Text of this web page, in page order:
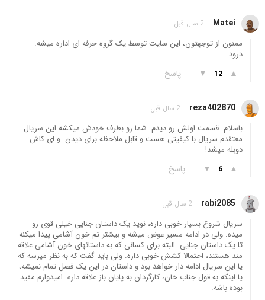
Matei 2 سال قبل
ممنون از توجهتون، این سایت توسط یک گروه حرفه ای اداره میشه.
درود.
▲
12
▼ پاسخ
reza402870 2 سال قبل
باسلام. قسمت اولش رو دیدم. شما رو بطرف خودش میکشه این سریال.
معتقدم سریال با کیفیتی هست و قابل ملاحظه برای دیدن. و ای کاش
دوبله میشد!
▲
6
▼ پاسخ
rabi2085 2 سال قبل
سریال شروع بسیار خوبی داره، نوید یک داستان جنایی خیلی قوی رو
میده. ولی در ادامه مسیر عوض میشه و بیشتر تم خون آشامی پیدا میکنه
تا یک داستان جنایی. البته برای کسانی که به داستانهای خون آشامی علاقه
مند هستند، احتمالا کشش خوبی داره. ولی باید گفت که به نظر میرسه که
یا این سریال ادامه دار خواهد بود و داستان در این یک فصل تمام نمیشه،
یا اینکه به قول جناب خان، کارگردان به پایان باز علاقه داره. امیدوارم مفید
بوده باشه.